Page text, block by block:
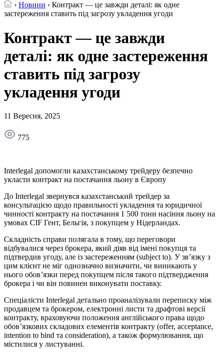
› Новини › Контракт — це завжди деталі: як одне
застереження ставить під загрозу укладення угоди
Контракт — це завжди
деталі: як одне застереження
ставить під загрозу
укладення угоди
11 Вересня, 2025
775
Interlegal допомогли казахстанському трейдеру безпечно
укласти контракт на постачання льону в Європу
До Interlegal звернувся казахстанський трейдер за
консультацією щодо правильності укладення та юридичної
чинності контракту на постачання 1 500 тонн насіння льону на
умовах CIF Гент, Бельгія, з покупцем у Нідерландах.
Складність справи полягала в тому, що переговори
відбувалися через брокера, який діяв від імені покупця та
підтвердив угоду, але із застереженням (subject to). У зв’язку з
цим клієнт не міг однозначно визначити, чи виникають у
нього обов’язки перед покупцем після такого підтвердження
брокера і чи він повинен виконувати поставку.
Спеціалісти Interlegal детально проаналізували переписку між
продавцем та брокером, електронні листи та драфтові версії
контракту, враховуючи положення англійського права щодо
обов’язкових складових елементів контракту (offer, acceptance,
intention to bind та consideration), а також формулювання, що
містилися у листуванні.